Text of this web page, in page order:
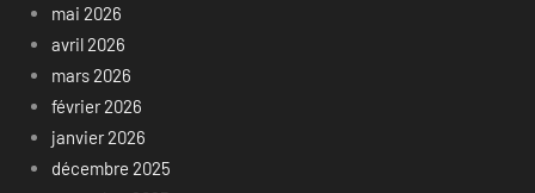
mai 2026
avril 2026
mars 2026
février 2026
janvier 2026
décembre 2025